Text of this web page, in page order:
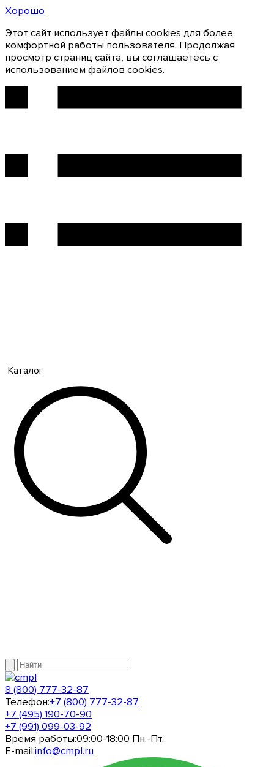
Хорошо
Этот сайт использует файлы cookies для более
комфортной работы пользователя. Продолжая
просмотр страниц сайта, вы соглашаетесь с
использованием файлов cookies.
Каталог
8 (800) 777-32-87
Телефон:+7 (800) 777-32-87
+7 (495) 190-70-90
+7 (991) 099-03-92
Время работы:09:00-18:00 Пн.-Пт.
E-mail:info@cmpl.ru